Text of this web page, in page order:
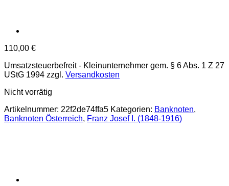
110,00 €
Umsatzsteuerbefreit - Kleinunternehmer gem. § 6 Abs. 1 Z 27
UStG 1994 zzgl. Versandkosten
Nicht vorrätig
Artikelnummer: 22f2de74ffa5 Kategorien: Banknoten,
Banknoten Österreich, Franz Josef I. (1848-1916)